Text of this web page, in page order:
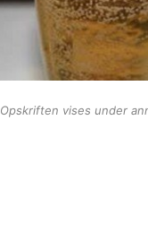
Opskriften vises under